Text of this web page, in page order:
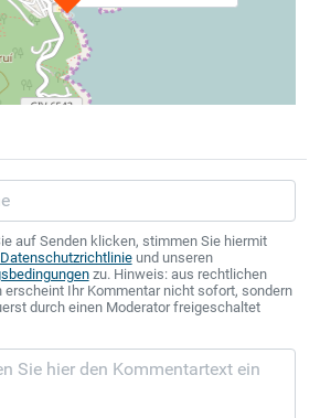
auf Senden klicken, stimmen Sie hiermit
Datenschutzrichtlinieund unseren
zu. Hinweis: aus rechtlichen
erscheint Ihr Kommentar nicht sofort, sondern
durch einen Moderator freigeschaltet